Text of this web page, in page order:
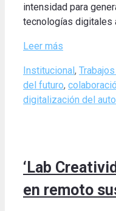
intensidad para
tecnologías digitales
Leer más
Categories
Institucional,
del futuro,
digitalización del
‘Lab
en remoto